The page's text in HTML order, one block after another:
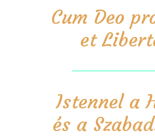
Cum Deo
et
Istennel a
és a